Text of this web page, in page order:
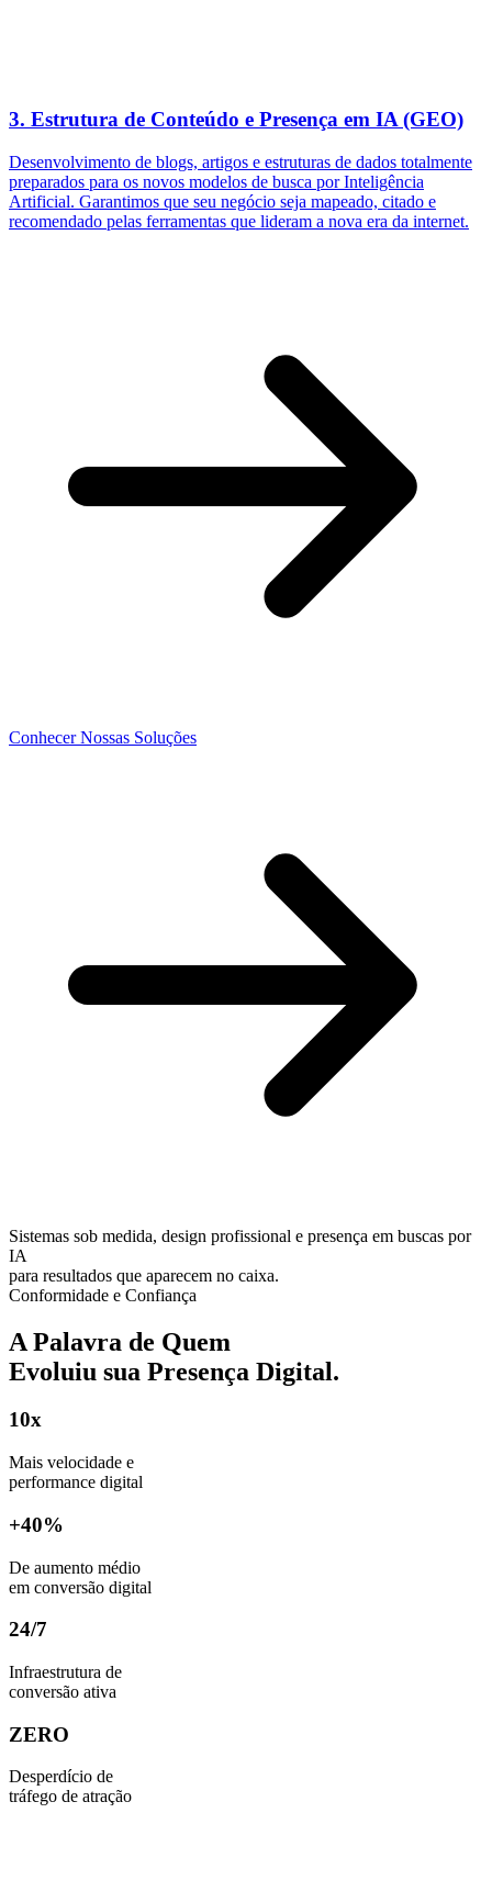
3. Estrutura de Conteúdo e Presença em IA (GEO)
Desenvolvimento de blogs, artigos e estruturas de dados totalmente
preparados para os novos modelos de busca por Inteligência
Artificial. Garantimos que seu negócio seja mapeado, citado e
recomendado pelas ferramentas que lideram a nova era da internet.
Conhecer Nossas Soluções
Sistemas sob medida, design profissional e presença em buscas por
IA
para resultados que aparecem no caixa.
Conformidade e Confiança
A Palavra de Quem
Evoluiu sua Presença Digital.
10x
Mais velocidade e
performance digital
+40%
De aumento médio
em conversão digital
24/7
Infraestrutura de
conversão ativa
ZERO
Desperdício de
tráfego de atração